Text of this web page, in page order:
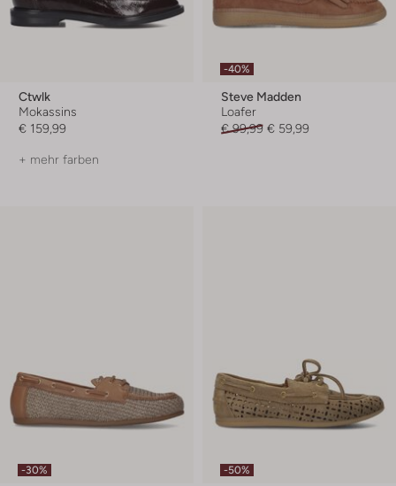
Ctwlk
Mokassins
€ 159,99
+ mehr farben
-40%
Steve Madden
Loafer
€ 99,99 € 59,99
-30% -50%